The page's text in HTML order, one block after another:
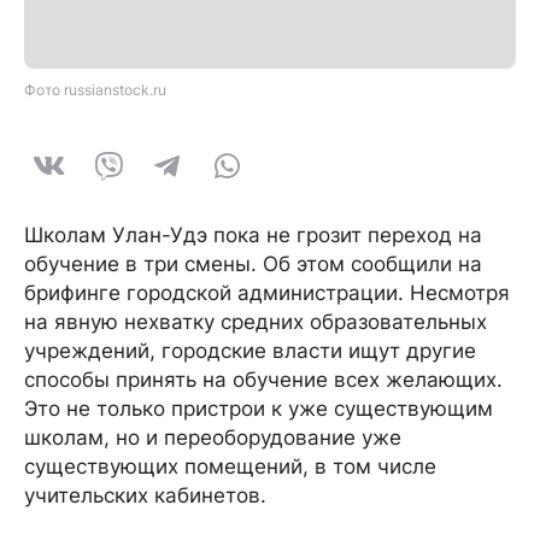
Фото russianstock.ru
Школам Улан-Удэ пока не грозит переход на
обучение в три смены. Об этом сообщили на
брифинге городской администрации. Несмотря
на явную нехватку средних образовательных
учреждений, городские власти ищут другие
способы принять на обучение всех желающих.
Это не только пристрои к уже существующим
школам, но и переоборудование уже
существующих помещений, в том числе
учительских кабинетов.